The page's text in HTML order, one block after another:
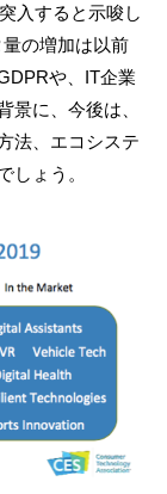
入すると示唆し
の増加は以前
や、IT企業
景に、今後は、
法、エコシステ
しょう。